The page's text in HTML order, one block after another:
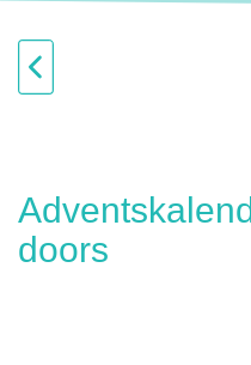
doors